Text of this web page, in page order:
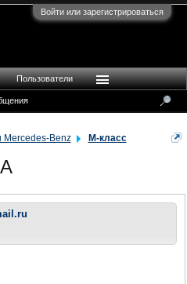
Войти или зарегистрироваться
Mercedes-Benz M-класс
Пользователи